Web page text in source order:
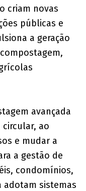
criam novas
públicas e
a geração
avançada
circular, ao
e mudar a
a gestão de
condomínios,
adotam sistemas